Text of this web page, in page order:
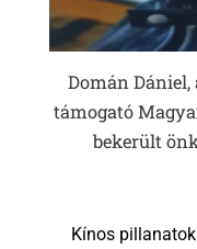
Domán
támogató
bekerült
Kínos